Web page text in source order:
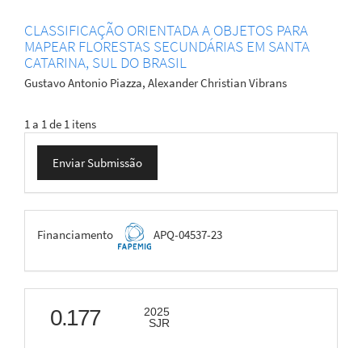
CLASSIFICAÇÃO ORIENTADA A OBJETOS PARA
MAPEAR FLORESTAS SECUNDÁRIAS EM SANTA
CATARINA, SUL DO BRASIL
Gustavo Antonio Piazza, Alexander Christian Vibrans
1 a 1 de 1 itens
Enviar
Submissão
Enviar Submissão
FAPEMIG
Financiamento APQ-04537-23
scimago
0.177
2025
SJR